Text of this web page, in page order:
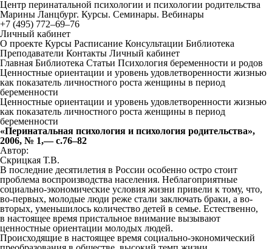
Центр перинатальной психологии и психологии родительства
Марины Ланцбург. Курсы. Семинары. Вебинары
+7 (495) 772–69–76
Личный кабинет
О проекте Курсы Расписание Консультации Библиотека
Преподаватели Контакты Личный кабинет
Главная Библиотека Статьи Психология беременности и родов
Ценностные ориентации и уровень удовлетворенности жизнью
как показатель личностного роста женщины в период
беременности
Ценностные ориентации и уровень удовлетворенности жизнью
как показатель личностного роста женщины в период
беременности
«Перинатальная психология и психология родительства»,
2006, № 1,— c.76–82
Автор:
Скрицкая Т.В.
В последние десятилетия в России особенно остро стоит
проблема воспроизводства населения. Неблагоприятные
социально-экономические условия жизни привели к тому, что,
во-первых, молодые люди реже стали заключать браки, а во-
вторых, уменьшилось количество детей в семье. Естественно,
в настоящее время пристальное внимание вызывают
ценностные ориентации молодых людей.
Происходящие в настоящее время социально-экономический